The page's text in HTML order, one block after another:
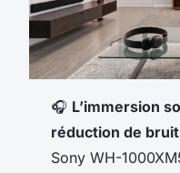
🎧 L’immersion
réduction de
Sony WH-